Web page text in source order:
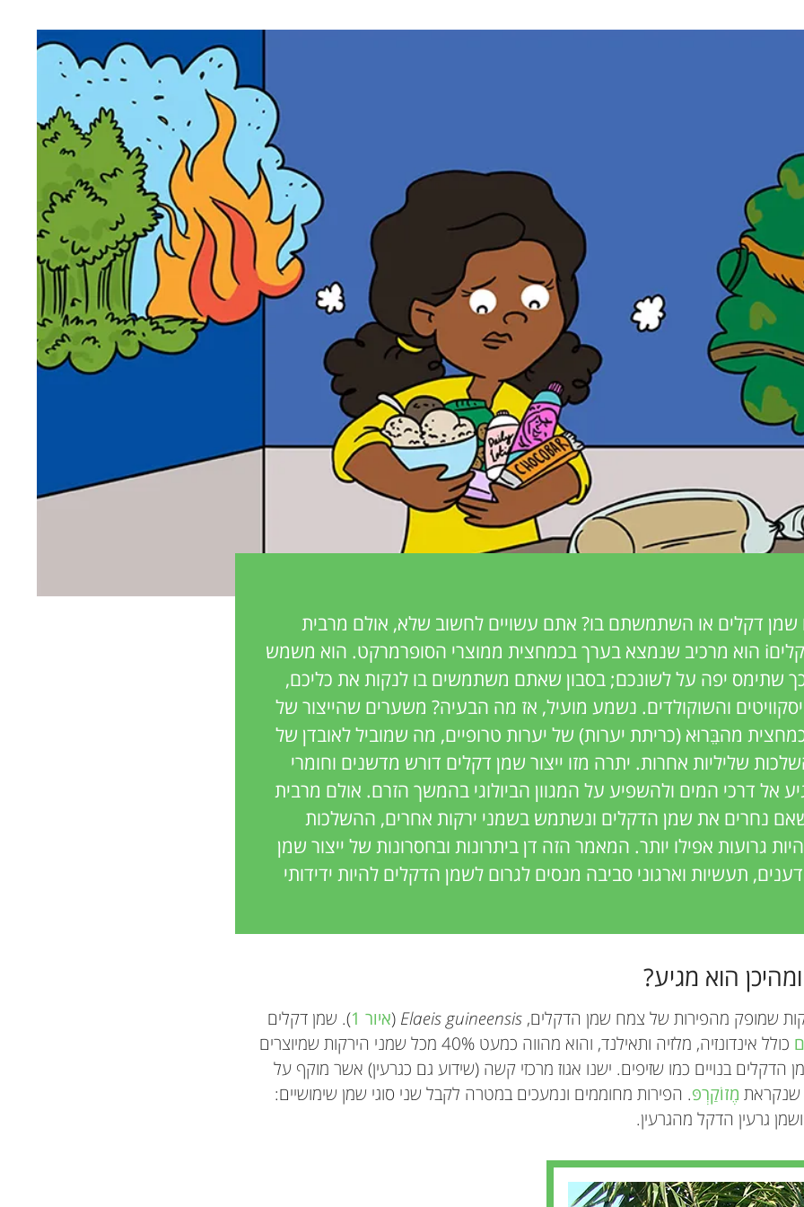
n
דקלים או השתמשתם בו? אתם עשויים לחשוב שלא, אולם מרבית
הסיכויים שכן. שמן דקליםi הוא מרכיב שנמצא בערך בכמחצית ממוצרי הסופרמרקט. הוא משמש
שתימס יפה על לשונכם; בסבון שאתם משתמשים בו לנקות את כליכם,
והשוקולדים. נשמע מועיל, אז מה הבעיה? משערים שהייצור של
מהבֵּרוּא (כריתת יערות) של יערות טרופיים, מה שמוביל לאובדן של
השלכות שליליות אחרות. יתרה מזו ייצור שמן דקלים דורש מדשנים וחומרי
אל דרכי המים ולהשפיע על המגוון הביולוגי בהמשך הזרם. אולם מרבית
נחרים את שמן הדקלים ונשתמש בשמני ירקות אחרים, ההשלכות
גרועות אפילו יותר. המאמר הזה דן ביתרונות ובחסרונות של ייצור שמן
תעשיות וארגוני סביבה מנסים לגרום לשמן הדקלים להיות ידידותי
הוא מגיע?
שמופק מהפירות של צמח שמן הדקלים, Elaeis guineensis
(איור 1 ). שמן דקלים
כולל אינדונזיה, מלזיה ותאילנד, והוא מהווה כמעט 40% מכל שמני הירקות שמיוצרים
הדקלים בנויים כמו שזיפים. ישנו אגוז מרכזי קשה (שידוע גם כגרעין) אשר מוקף על
שנקראת מֶזוֹקַרְפּ. הפירות מחוממים ונמעכים במטרה לקבל שני סוגי שמן שימושיים:
גרעין הדקל מהגרעין.